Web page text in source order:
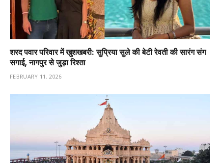
शरद पवार परिवार में खुशखबरी: सुप्रिया सुले की बेटी रेवती की सारंग संग
सगाई, नागपुर से जुड़ा रिश्ता
FEBRUARY 11, 2026